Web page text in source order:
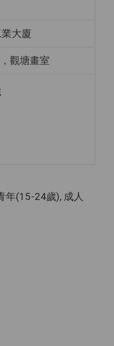
大廈
觀塘畫室
年(15-24歲), 成人